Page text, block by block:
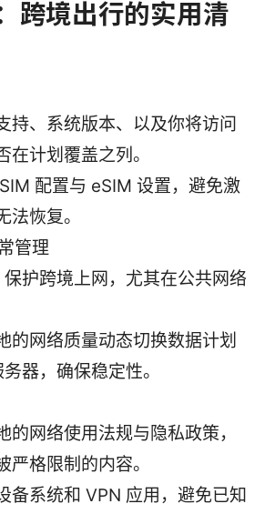
跨境出行的实用清
持、系统版本、以及你将访问
在计划覆盖之列。
配置与 eSIM 设置，避免激
法恢复。
管理
护跨境上网，尤其在公共网络
的网络质量动态切换数据计划
器，确保稳定性。
的网络使用法规与隐私政策，
严格限制的内容。
备系统和 VPN 应用，避免已知